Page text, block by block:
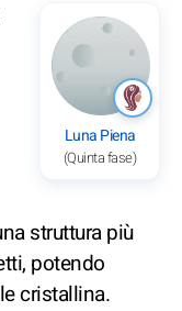
Luna Piena
(Quinta fase)
struttura più
potendo
cristallina.